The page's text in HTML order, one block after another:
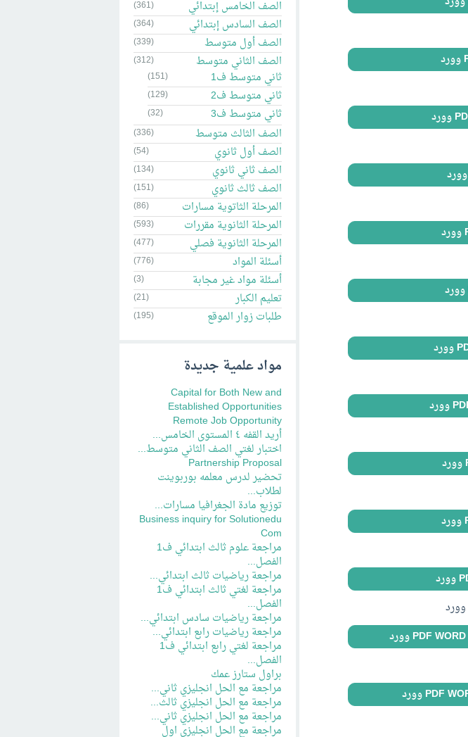
الصف الخامس إبتدائي (361)
الصف السادس إبتدائي (364)
الصف أول متوسط (339)
الصف الثاني متوسط (312)
ثاني متوسط ف1 (151)
ثاني متوسط ف2 (129)
ثاني متوسط ف3 (32)
الصف الثالث متوسط (336)
الصف أول ثانوي (54)
الصف ثاني ثانوي (134)
الصف ثالث ثانوي (151)
المرحلة الثاتوية مسارات (86)
المرحلة الثانوية مقررات (593)
المرحلة الثانوية فصلي (477)
أسئلة المواد (776)
أسئلة مواد غير مجابة (3)
تعليم الكبار (21)
طلبات زوار الموقع (195)
مواد علمية جديدة
Capital for Both New and
Established Opportunities
Remote Job Opportunity
أريد القفه ٤ المستوى الخامس...
اختبار لغتي الصف الثاني متوسط...
Partnership Proposal
تحضير لدرس معلمه بوربوينت
لطلاب...
توزيع مادة الجغرافيا مسارات...
Business inquiry for Solutionedu
Com
مراجعة علوم ثالث ابتدائي ف1
الفصل...
مراجعة رياضيات ثالث ابتدائي...
مراجعة لغتي ثالث ابتدائي ف1
الفصل...
مراجعة رياضيات سادس ابتدائي...
مراجعة رياضيات رابع ابتدائي...
مراجعة لغتي رابع ابتدائي ف1
الفصل...
براول ستارز عمك
مراجعة مع الحل انجليزي ثاني...
مراجعة مع الحل انجليزي ثالث...
مراجعة مع الحل انجليزي ثاني...
مراجعة مع الحل انجليزي اول